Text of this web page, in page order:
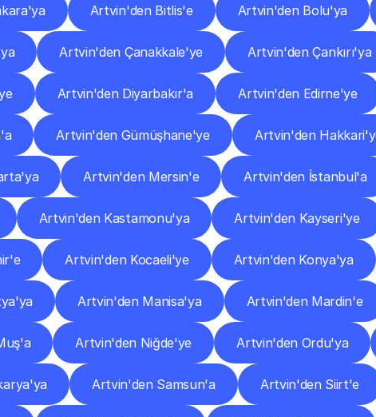
Artvin'den Bitlis'e Artvin'den Bolu'ya
Artvin'den Çanakkale'ye Artvin'den Çankırı'ya
Artvin'den Diyarbakır'a Artvin'den Edirne'ye
Artvin'den Gümüşhane'ye Artvin'den
Artvin'den Mersin'e Artvin'den İstanbul'a
Artvin'den Kastamonu'ya Artvin'den Kayseri'ye
Artvin'den Kocaeli'ye Artvin'den Konya'ya
Artvin'den Manisa'ya Artvin'den Mardin'e
Artvin'den Niğde'ye Artvin'den Ordu'ya
Artvin'den Samsun'a Artvin'den Siirt'e